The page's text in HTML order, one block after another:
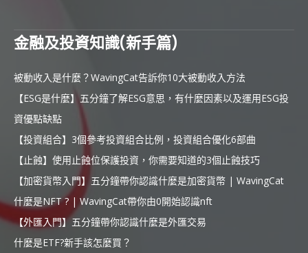
金融及投資知識(新手篇)
被動收入是什麼？WavingCat告訴你10大被動收入方法
【ESG是什麼】五分鐘了解ESG意思，有什麼因素以及運用ESG投
資優點缺點
【投資組合】3個參考投資組合比例，投資組合優化6部曲
【止蝕】使用止蝕位保護投資，你需要知道的3個止蝕技巧
【加密貨幣入門】五分鐘帶你認識什麼是加密貨幣 | WavingCat
什麼是NFT ? | WavingCat帶你由0開始認識nft
【外匯入門】五分鐘帶你認識什麼是外匯交易
什麼是ETF?新手該怎麼買？